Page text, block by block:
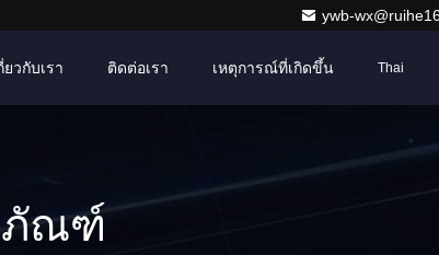
ywb-
ยวกับเรา ติดต่อเรา เหตุการณ์ที่เกิดขึ้น Thai
ภัณฑ์